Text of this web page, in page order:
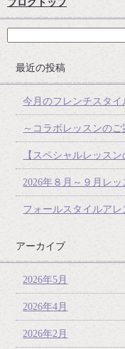
ブログトップ
最近の投稿
今月のフレンチスタイ
～コラボレッスンのご
【スペシャルレッスン
2026年８月～９月レ
フォールスタイルアレ
アーカイブ
2026年5月
2026年4月
2026年2月